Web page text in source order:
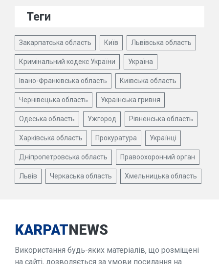
Теги
Закарпатська область Київ Львівська область
Кримінальний кодекс України Україна
Івано-Франківська область Київська область
Чернівецька область Українська гривня
Одеська область Ужгород Рівненська область
Харківська область Прокуратура Українці
Дніпропетровська область Правоохоронний орган
Львів Черкаська область Хмельницька область
KARPATNEWS
Використання будь-яких матеріалів, що розміщені
на сайті, дозволяється за умови посилання на